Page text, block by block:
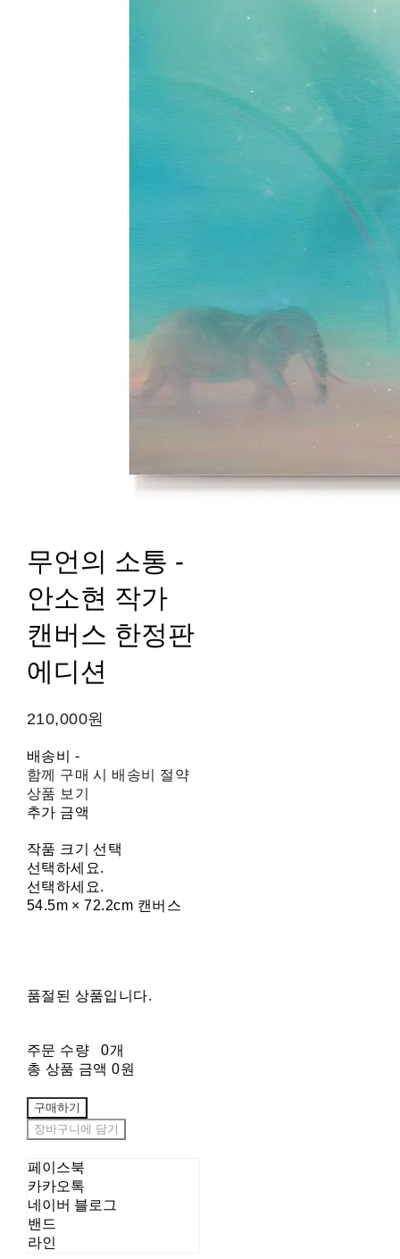
무언의 소통 -
안소현 작가
캔버스 한정판
에디션
210,000원
배송비 -
함께 구매 시 배송비 절약
상품 보기
추가 금액
작품 크기 선택
선택하세요.
선택하세요.
54.5m × 72.2cm 캔버스
품절된 상품입니다.
주문 수량
0개
총 상품 금액 0원
구매하기
장바구니에 담기
페이스북
카카오톡
네이버 블로그
밴드
라인